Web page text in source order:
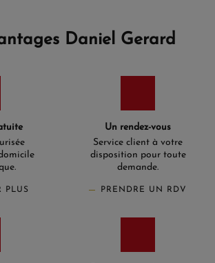
Daniel Gerard
PLUS
Un rendez-vous
Service client à votre
disposition pour toute
demande.
PRENDRE UN RDV